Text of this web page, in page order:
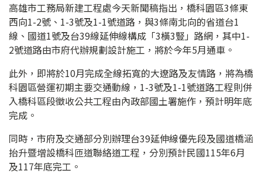
高雄市工務局新建工程處今天新聞稿指出，橋科園區3條東
西向1-2號、1-3號及1-1號道路，與3條南北向的省道台1
線、國道1號及台39線延伸線構成「3橫3豎」路網，其中1-
2號道路由市府代辦規劃設計施工，將於今年5月通車。
此外，即將於10月完成全線拓寬的大遼路及友情路，將為橋
科園區營運初期主要交通動線，1-3號及1-1號道路工程則併
入橋科區段徵收公共工程由內政部國土署施作，預計明年底
完成。
同時，市府及交通部分別辦理台39延伸線優先段及國道橋涵
抬升暨增設橋科匝道聯絡道工程，分別預計民國115年6月
及117年底完工。